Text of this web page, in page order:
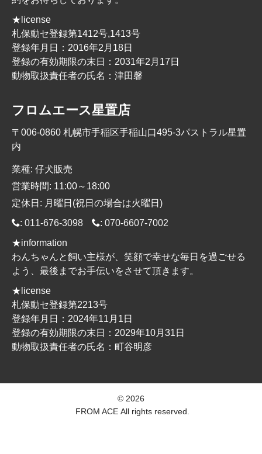
★license
札保動セ登録第1412号,1413号
登録年月日：2016年2月18日
登録の有効期限の末日：2031年2月17日
動物取扱責任者の氏名：津田馨
フロムエース星置店
〒006-0860 札幌市手稲区手稲山口495-3パストラル星置
内
業種: 仔犬販売
営業時間: 11:00～18:00
定休日: 月曜日(祝日の場合は火曜日)
: 011-676-3098 : 070-6607-7002
★information
わんちゃんと飼い主様が、笑顔で幸せな毎日を過ごせる
よう、最後までお手伝いをさせて頂きます。
★license
札保動セ登録第2213号
登録年月日：2024年11月1日
登録の有効期限の末日：2029年10月31日
動物取扱責任者の氏名：町谷明彦
© 2026
FROM ACE All rights reserved.